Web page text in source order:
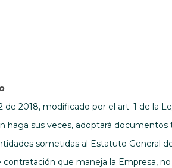
2018, modificado por el art. 1 de la
haga sus veces, adoptará
sometidas al Estatuto General
que maneja la Empresa,